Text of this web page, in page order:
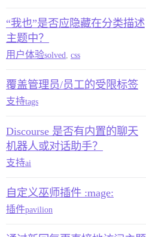
“我也”是否应隐藏在分类描述
主题中？
用户体验solved css
覆盖管理员/员工的受限标签
支持tags
Discourse 是否有内置的聊天
机器人或对话助手？
支持ai
自定义巫师插件 :mage:
插件pavilion